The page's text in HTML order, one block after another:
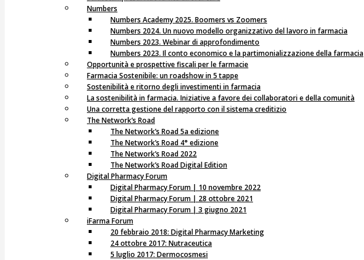
Numbers
Numbers Academy 2025. Boomers vs Zoomers
Numbers 2024. Un nuovo modello organizzativo del lavoro in farmacia
Numbers 2023. Webinar di approfondimento
Numbers 2023. Il conto economico e la partimonializzazione della farmacia
Opportunità e prospettive fiscali per le farmacie
Farmacia Sostenibile: un roadshow in 5 tappe
Sostenibilità e ritorno degli investimenti in farmacia
La sostenibilità in farmacia. Iniziative a favore dei collaboratori e della comunità
Una corretta gestione del rapporto con il sistema creditizio
The Network’s Road
The Network’s Road 5a edizione
The Network’s Road 4° edizione
The Network’s Road 2022
The Network’s Road Digital Edition
Digital Pharmacy Forum
Digital Pharmacy Forum | 10 novembre 2022
Digital Pharmacy Forum | 28 ottobre 2021
Digital Pharmacy Forum | 3 giugno 2021
iFarma Forum
20 febbraio 2018: Digital Pharmacy Marketing
24 ottobre 2017: Nutraceutica
5 luglio 2017: Dermocosmesi